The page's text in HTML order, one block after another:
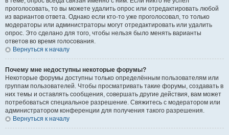
проголосовать, то вы можете удалить опрос или отредактировать любой
из вариантов ответа. Однако если кто-то уже проголосовал, то только
модераторы или администраторы могут отредактировать или удалить
опрос. Это сделано для того, чтобы нельзя было менять варианты
ответов во время голосования.
Вернуться к началу
Почему мне недоступны некоторые форумы?
Некоторые форумы доступны только определённым пользователям или
группам пользователей. Чтобы просматривать такие форумы, создавать в
них темы и оставлять сообщения, совершать другие действия, вам может
потребоваться специальное разрешение. Свяжитесь с модератором или
администратором конференции для получения такого разрешения.
Вернуться к началу